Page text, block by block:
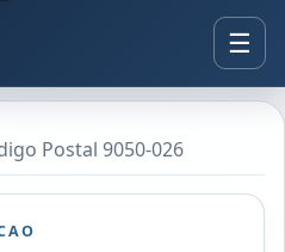
Postal 9050-026